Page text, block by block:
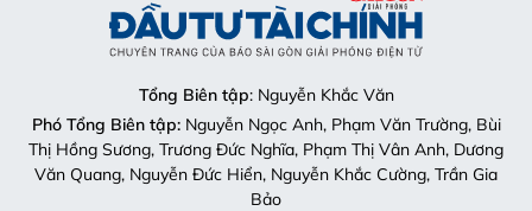
Tổng Biên tập: Nguyễn Khắc Văn
Phó Tổng Biên tập:Nguyễn Ngọc Anh, Phạm Văn Trường, Bùi
Thị Hồng Sương, Trương Đức Nghĩa, Phạm Thị Vân Anh, Dương
Văn Quang, Nguyễn Đức Hiển, Nguyễn Khắc Cường, Trần Gia
Bảo